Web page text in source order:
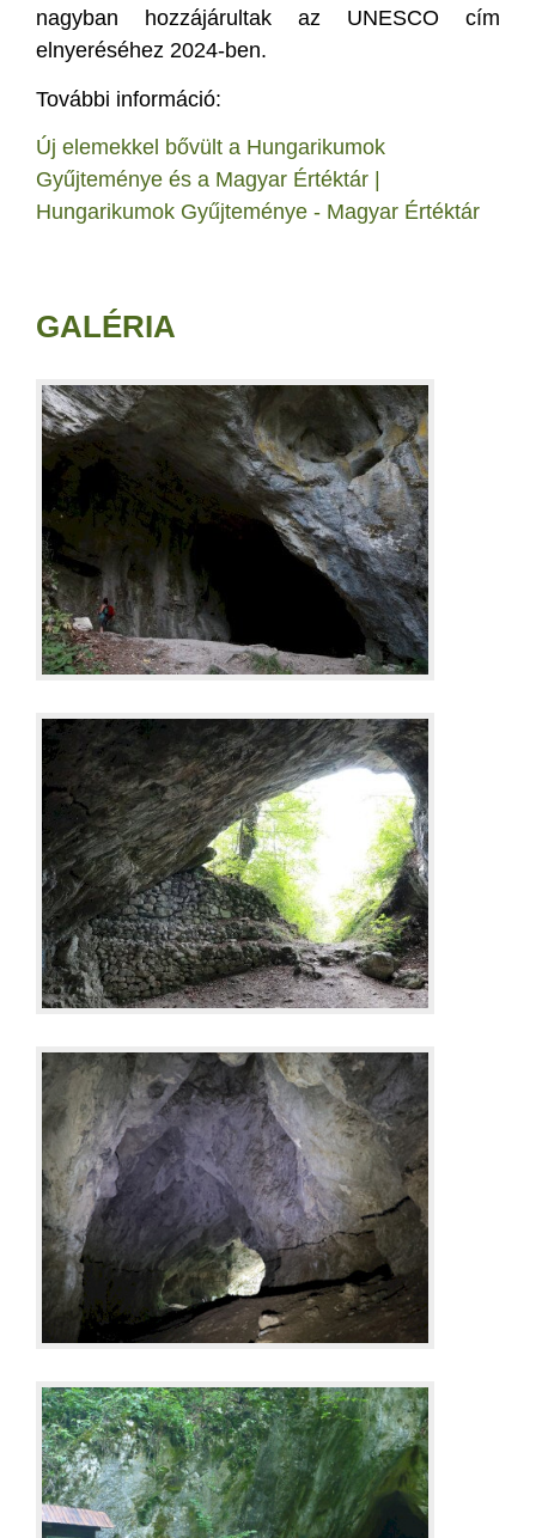
nagyban hozzájárultak az UNESCO cím
elnyeréséhez 2024-ben.
További információ:
Új elemekkel bővült a Hungarikumok
Gyűjteménye és a Magyar Értéktár |
Hungarikumok Gyűjteménye - Magyar Értéktár
GALÉRIA